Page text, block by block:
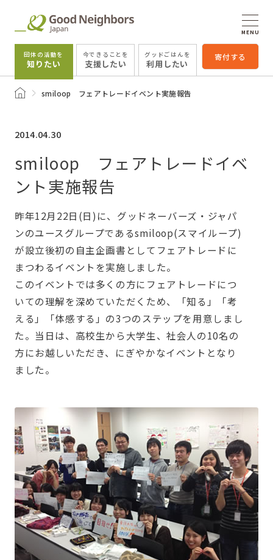
団体の活動を
知りたい
今できることを
支援したい
グッドごはんを
利用したい
寄付する
MENU
トップページsmiloop フェアトレードイベント実施報告
2014.04.30
smiloop フェアトレードイベ
ント実施報告
昨年12月22日(日)に、グッドネーバーズ・ジャパ
ンのユースグループであるsmiloop(スマイループ)
が設立後初の自主企画書としてフェアトレードに
まつわるイベントを実施しました。
このイベントでは多くの方にフェアトレードにつ
いての理解を深めていただくため、「知る」「考
える」「体感する」の3つのステップを用意しまし
た。当日は、高校生から大学生、社会人の10名の
方にお越しいただき、にぎやかなイベントとなり
ました。